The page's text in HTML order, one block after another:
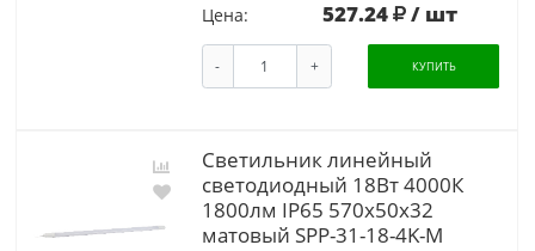
Цена: 527.24 / шт
- + КУПИТЬ
Светильник линейный
светодиодный 18Вт 4000К
1800лм IP65 570х50х32
матовый SPP-31-18-4K-M